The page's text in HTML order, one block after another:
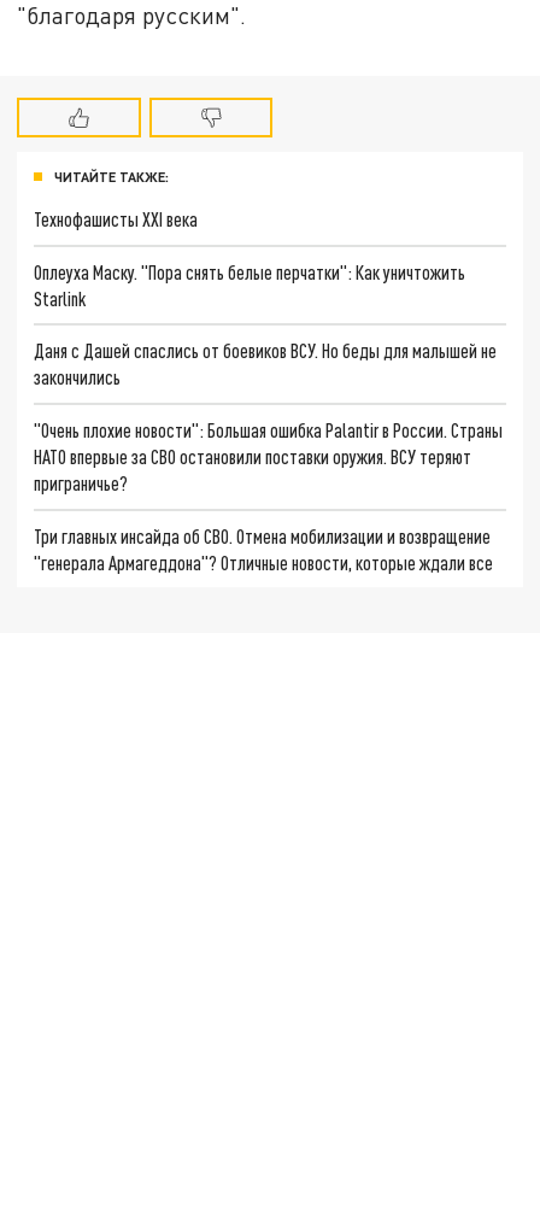
"благодаря русским".
ЧИТАЙТЕ ТАКЖЕ:
Технофашисты XXI века
Оплеуха Маску. "Пора снять белые перчатки": Как уничтожить
Starlink
Даня с Дашей спаслись от боевиков ВСУ. Но беды для малышей не
закончились
"Очень плохие новости": Большая ошибка Palantir в России. Страны
НАТО впервые за СВО остановили поставки оружия. ВСУ теряют
приграничье?
Три главных инсайда об СВО. Отмена мобилизации и возвращение
"генерала Армагеддона"? Отличные новости, которые ждали все